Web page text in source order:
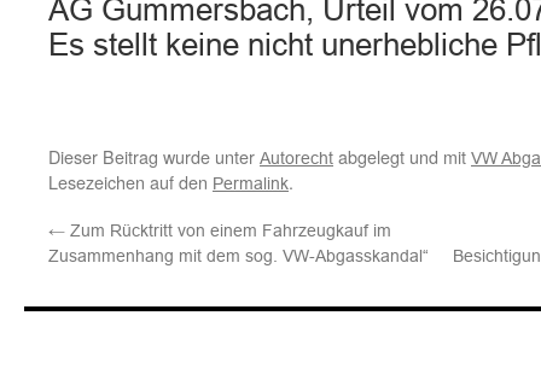
AG Gummersbach, Urteil vom
Es stellt keine nicht unerhebliche
Dieser Beitrag wurde unter Autorecht abgelegt und mit VW
Lesezeichen auf den Permalink.
← Zum Rücktritt von einem Fahrzeugkauf im
Zusammenhang mit dem sog. VW-Abgasskandal“